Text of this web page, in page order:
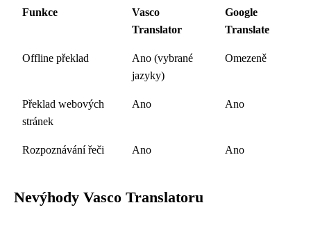
Funkce
Vasco
Translator
Google
Translate
Offline překlad
Ano (vybrané
jazyky)
Omezeně
Překlad webových
stránek
Ano Ano
Rozpoznávání řeči Ano Ano
Nevýhody Vasco Translatoru